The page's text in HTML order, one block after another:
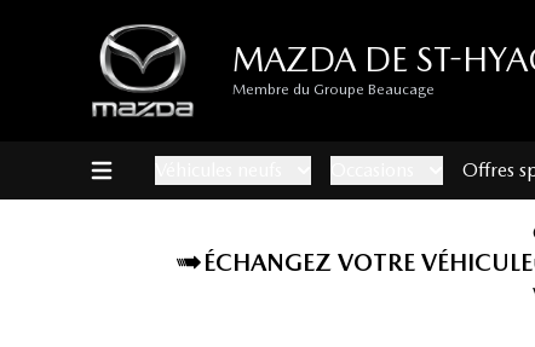
MAZDA DE ST-
Membre du Groupe Beaucage
Offres
ÉCHANGEZ VOTRE VÉHICULE